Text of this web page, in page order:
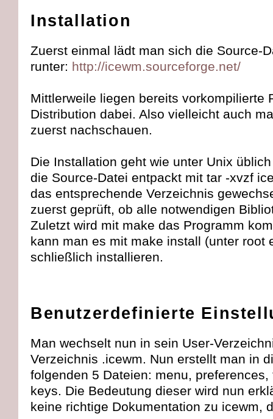
Installation
Zuerst einmal lädt man sich die Source-
runter: http://icewm.sourceforge.net/
Mittlerweile liegen bereits vorkompilierte
Distribution dabei. Also vielleicht auch
zuerst nachschauen.
Die Installation geht wie unter Unix
die Source-Datei entpackt mit tar -xvzf
das entsprechende Verzeichnis
zuerst geprüft, ob alle notwendigen
Zuletzt wird mit make das Programm
kann man es mit make install (unter root
schließlich installieren.
Benutzerdefinierte
Man wechselt nun in sein User-
Verzeichnis .icewm. Nun erstellt man in
folgenden 5 Dateien: menu,
keys. Die Bedeutung dieser wird nun
keine richtige Dokumentation zu icewm,